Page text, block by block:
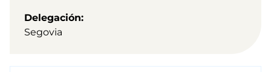
Delegación
Segovia